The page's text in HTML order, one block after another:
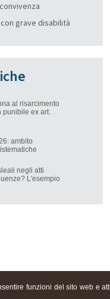
funzioni del sito web e
grave disabilità
al risarcimento
punibile ex art.
ambito
negli atti
L'esempio